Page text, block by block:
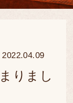
2022.04.09
りまし